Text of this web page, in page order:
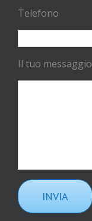
Telefono
Il tuo messaggio